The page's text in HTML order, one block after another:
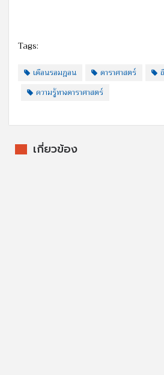
Tags:
เดือนรอมฎอน ดาราศาสตร์
ความรู้ทางดาราศาสตร์
เกี่ยวข้อง